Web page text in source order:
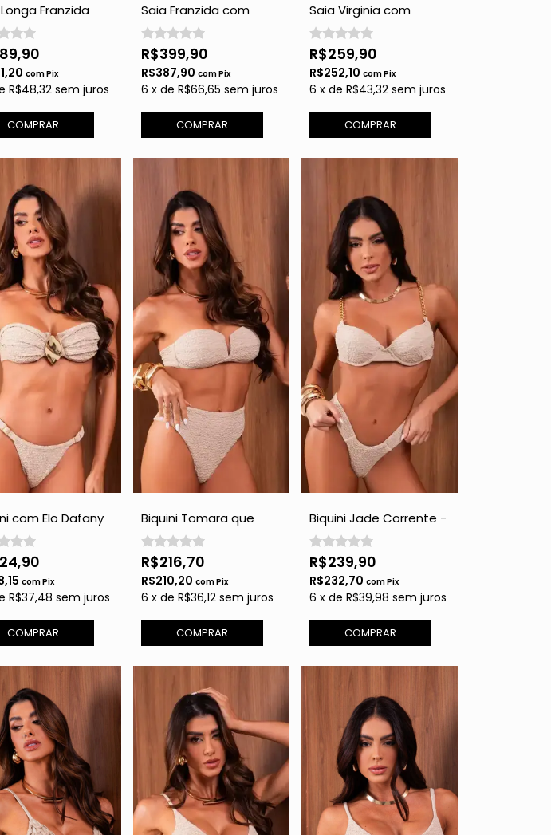
Franzida
Abertura - Off
comPix
R$48,32 sem juros
COMPRAR
Saia Franzida com
Franja - Off White
R$399,90
R$387,90 comPix
6 x de R$66,65 sem juros
COMPRAR
Saia Virginia com
Plumas - Off White
R$259,90
R$252,10 comPix
6 x de R$43,32 sem juros
COMPRAR
com Elo Dafany
com Brilho
comPix
R$37,48 sem juros
COMPRAR
Biquini Tomara que
Caia Hot Pants - Gold
com Brilho
R$216,70
R$210,20 comPix
6 x de R$36,12 sem juros
COMPRAR
Biquini Jade Corrente -
Gold com Brilho
R$239,90
R$232,70 comPix
6 x de R$39,98 sem juros
COMPRAR